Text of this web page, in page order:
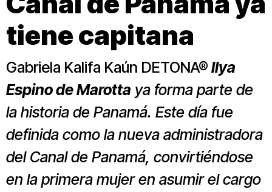
tiene capitana
Gabriela Kalifa Kaún DETONA® Ilya
Espino de Marotta ya forma parte de
la historia de Panamá. Este día fue
definida como la nueva administradora
del Canal de Panamá, convirtiéndose
en la primera mujer en asumir el cargo